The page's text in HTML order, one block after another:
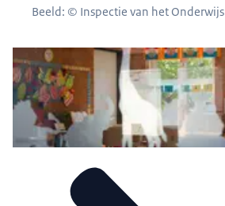
Beeld: © Inspectie van het Onderwijs